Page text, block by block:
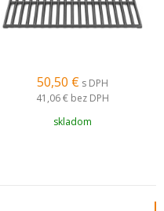
50,50 € s DPH
41,06 € bez DPH
skladom